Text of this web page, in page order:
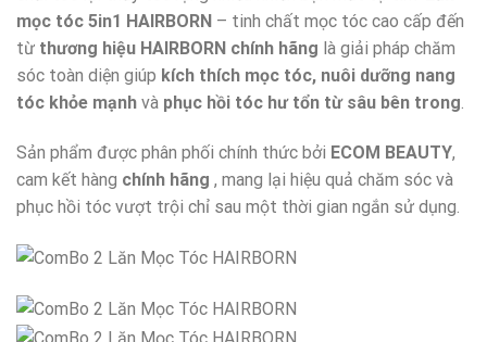
mọc tóc 5in1 HAIRBORN – tinh chất mọc tóc cao cấp đến
từ thương hiệu HAIRBORN chính hãng là giải pháp chăm
sóc toàn diện giúp kích thích mọc tóc, nuôi dưỡng nang
tóc khỏe mạnh và phục hồi tóc hư tổn từ sâu bên trong.
Sản phẩm được phân phối chính thức bởi ECOM BEAUTY,
cam kết hàng chính hãng , mang lại hiệu quả chăm sóc và
phục hồi tóc vượt trội chỉ sau một thời gian ngắn sử dụng.